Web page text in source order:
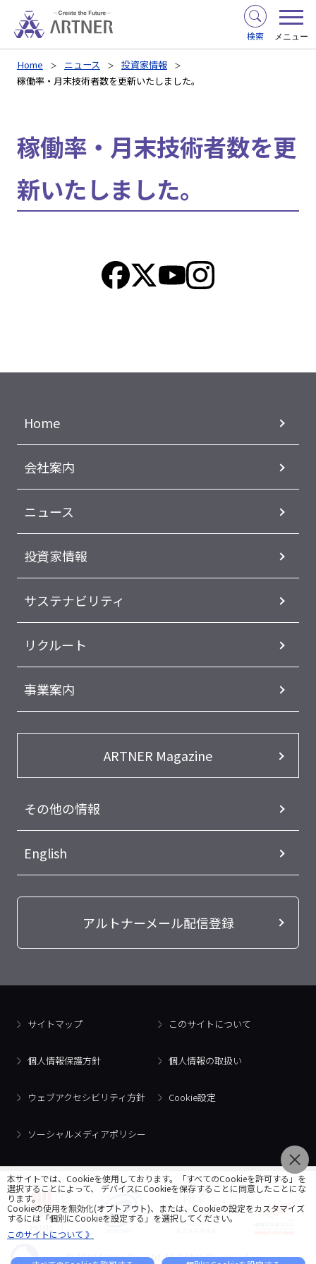
検索 メニュー
Home ニュース
投資家情報
稼働率・月末技術者数を更新いたしました。
稼働率・月末技術者数を更
新いたしました。
Home
会社案内
ニュース
投資家情報
サステナビリティ
リクルート
事業案内
ARTNER Magazine
その他の情報
English
アルトナーメール配信登録
サイトマップ このサイトについて
個人情報保護方針 個人情報の取扱い
ウェブアクセシビリティ方針 Cookie設定
ソーシャルメディアポリシー
© 2018 Artner Co., Ltd. All Rights Reserved.
本サイトでは、Cookieを使用しております。「すべてのCookieを許可する」を
選択することによって、 デバイスにCookieを保存することに同意したことにな
ります。
Cookieの使用を無効化(オプトアウト)、または、Cookieの設定をカスタマイズ
するには「個別にCookieを設定する」を選択してください。
このサイトについて 》